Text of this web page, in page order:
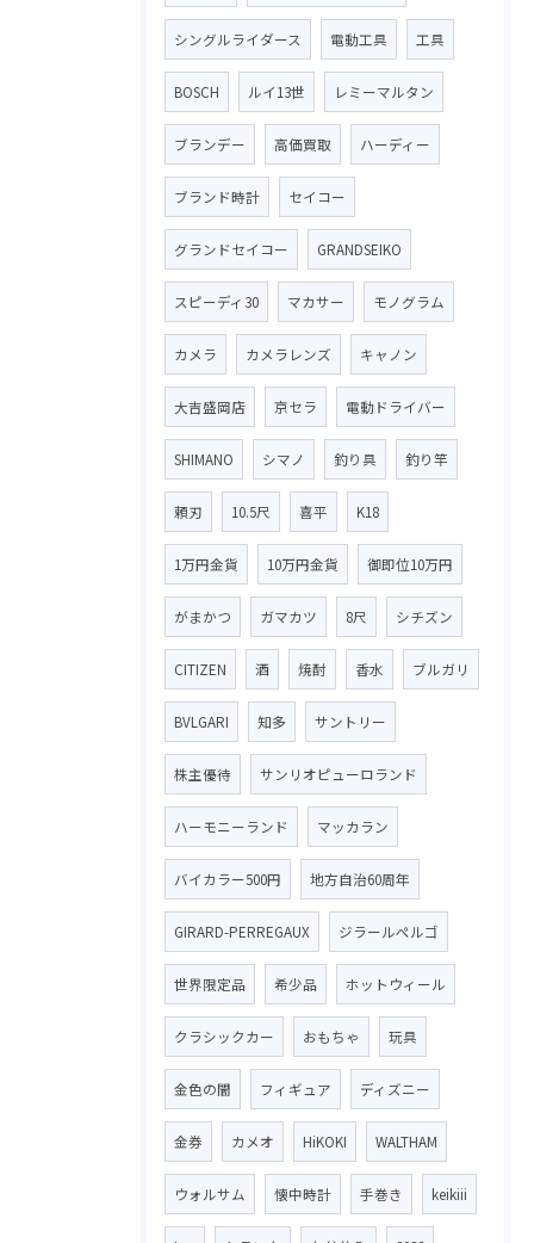
シングルライダース 電動工具 工具
BOSCH ルイ13世 レミーマルタン
ブランデー 高価買取 ハーディー
ブランド時計 セイコー
グランドセイコー GRANDSEIKO
スピーディ30 マカサー モノグラム
カメラ カメラレンズ キャノン
大吉盛岡店 京セラ 電動ドライバー
SHIMANO シマノ 釣り具 釣り竿
頼刃 10.5尺 喜平 K18
1万円金貨 10万円金貨 御即位10万円
がまかつ ガマカツ 8尺 シチズン
CITIZEN 酒 焼酎 香水 ブルガリ
BVLGARI 知多 サントリー
株主優待 サンリオピューロランド
ハーモニーランド マッカラン
バイカラー500円 地方自治60周年
GIRARD-PERREGAUX ジラールペルゴ
世界限定品 希少品 ホットウィール
クラシックカー おもちゃ 玩具
金色の闇 フィギュア ディズニー
金券 カメオ HiKOKI WALTHAM
ウォルサム 懐中時計 手巻き keikiii